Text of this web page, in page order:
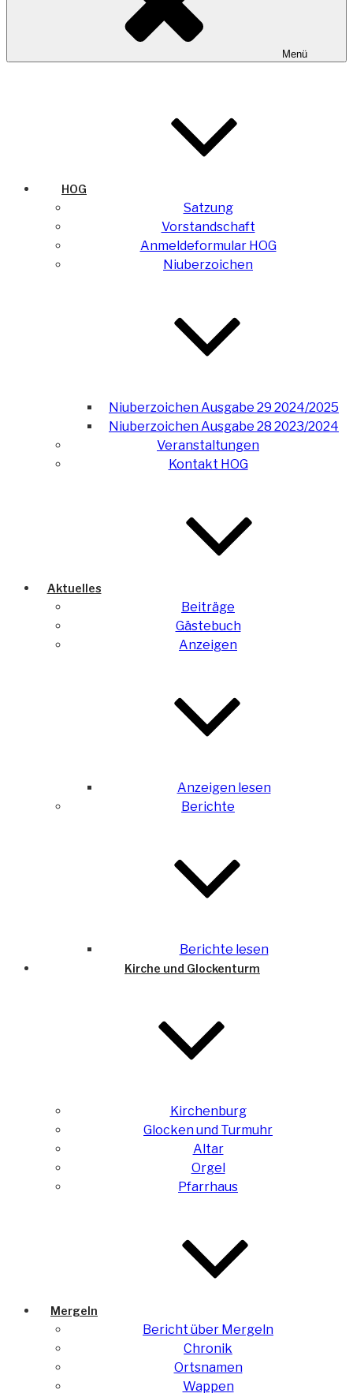
Menü
HOG
Satzung
Vorstandschaft
Anmeldeformular HOG
Niuberzoichen
Niuberzoichen Ausgabe 29 2024/2025
Niuberzoichen Ausgabe 28 2023/2024
Veranstaltungen
Kontakt HOG
Aktuelles
Beiträge
Gästebuch
Anzeigen
Anzeigen lesen
Berichte
Berichte lesen
Kirche und Glockenturm
Kirchenburg
Glocken und Turmuhr
Altar
Orgel
Pfarrhaus
Mergeln
Bericht über Mergeln
Chronik
Ortsnamen
Wappen